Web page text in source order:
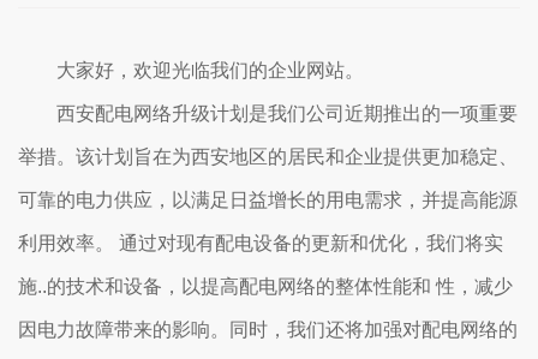
大家好，欢迎光临我们的企业网站。
西安配电网络升级计划是我们公司近期推出的一项重要
举措。该计划旨在为西安地区的居民和企业提供更加稳定、
可靠的电力供应，以满足日益增长的用电需求，并提高能源
利用效率。 通过对现有配电设备的更新和优化，我们将实
施..的技术和设备，以提高配电网络的整体性能和 性，减少
因电力故障带来的影响。同时，我们还将加强对配电网络的